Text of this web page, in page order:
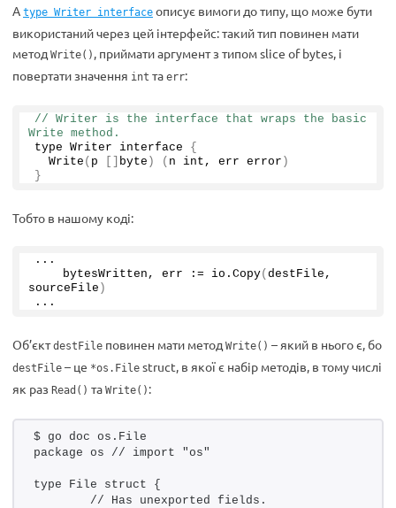
А type Writer interface описує вимоги до типу, що може бути
використаний через цей інтерфейс: такий тип повинен мати
метод Write() , приймати аргумент з типом slice of bytes, і
повертати значення int та err:
// Writer is the interface that wraps the basic
Write method.
type Writer interface {
Write ( p byte ) ( n int, err error )
}
Тобто в нашому коді:
...
    bytesWritten, err := io.
Copy( destFile,
sourceFile )
...
Об’єктdestFile повинен мати метод Write() – який в нього є, бо
destFile – це *os.File struct, в якої є набір методів, в тому числі
як раз Read() та Write() :
$ go doc os.File
package os // import "os"
type File struct {
        // Has unexported fields.